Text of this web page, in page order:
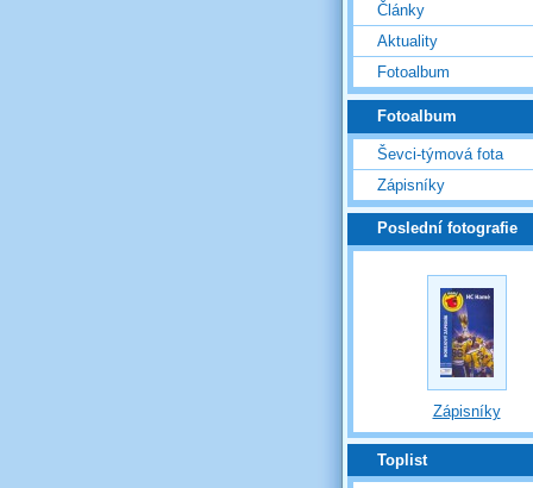
Články
Aktuality
Fotoalbum
Fotoalbum
Ševci-týmová fota
Zápisníky
Poslední fotografie
Zápisníky
Toplist